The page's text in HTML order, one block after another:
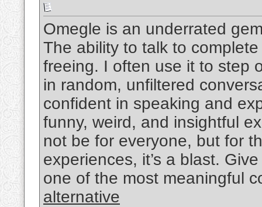
Omegle is an underrated
The ability to talk to
freeing. I often use it to step
in random, unfiltered
confident in speaking and
funny, weird, and insightful
not be for everyone, but for
experiences, it’s a blast.
one of the most meaningful
alternative